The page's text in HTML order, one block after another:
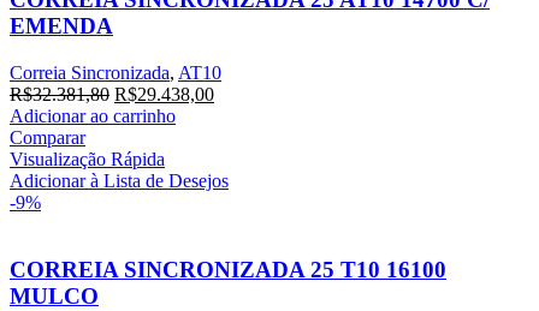
EMENDA
Correia Sincronizada, AT10
R$32.381,80 R$29.438,00
Adicionar ao carrinho
Comparar
Visualização Rápida
Adicionar à Lista de Desejos
-9%
CORREIA SINCRONIZADA 25 T10 16100
MULCO